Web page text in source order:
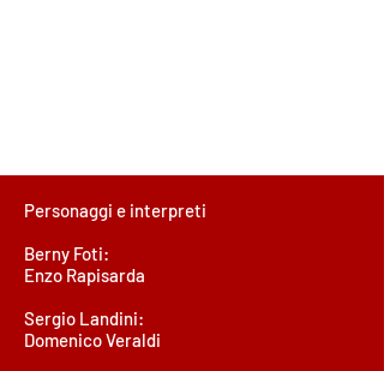
Personaggi e interpreti
Berny Foti:
Enzo Rapisarda
Sergio Landini:
Domenico Veraldi